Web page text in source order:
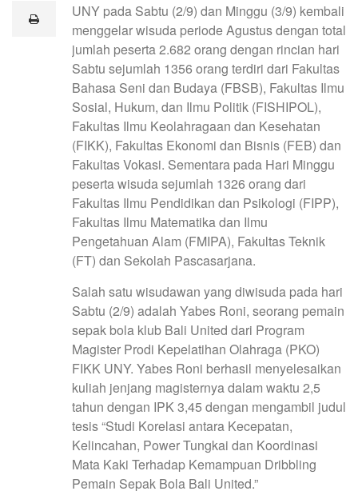
lprint
UNY pada Sabtu (2/9) dan Minggu (3/9) kembali
menggelar wisuda periode Agustus dengan total
jumlah peserta 2.682 orang dengan rincian hari
Sabtu sejumlah 1356 orang terdiri dari Fakultas
Bahasa Seni dan Budaya (FBSB), Fakultas Ilmu
Sosial, Hukum, dan Ilmu Politik (FISHIPOL),
Fakultas Ilmu Keolahragaan dan Kesehatan
(FIKK), Fakultas Ekonomi dan Bisnis (FEB) dan
Fakultas Vokasi. Sementara pada Hari Minggu
peserta wisuda sejumlah 1326 orang dari
Fakultas Ilmu Pendidikan dan Psikologi (FIPP),
Fakultas Ilmu Matematika dan Ilmu
Pengetahuan Alam (FMIPA), Fakultas Teknik
(FT) dan Sekolah Pascasarjana.
Salah satu wisudawan yang diwisuda pada hari
Sabtu (2/9) adalah Yabes Roni, seorang pemain
sepak bola klub Bali United dari Program
Magister Prodi Kepelatihan Olahraga (PKO)
FIKK UNY. Yabes Roni berhasil menyelesaikan
kuliah jenjang magisternya dalam waktu 2,5
tahun dengan IPK 3,45 dengan mengambil judul
tesis “Studi Korelasi antara Kecepatan,
Kelincahan, Power Tungkai dan Koordinasi
Mata Kaki Terhadap Kemampuan Dribbling
Pemain Sepak Bola Bali United.”